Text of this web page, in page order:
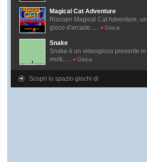
Magical Cat Adventure
Riscopri Magical Cat Adventure, un
gioco d'arcade......
Gioca
Snake
Snake è un videogioco presente in
molti......
Gioca
Scopri lo spazio giochi di